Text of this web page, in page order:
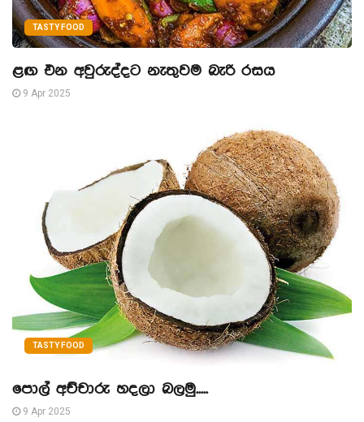
TASTY FOOD
ළඟ එන අවුරුද්දට නැතුවම බැරි රසය
9 Apr 2025
TASTY FOOD
පොල් අච්චාරු හදලා බලමු.....
9 Apr 2025